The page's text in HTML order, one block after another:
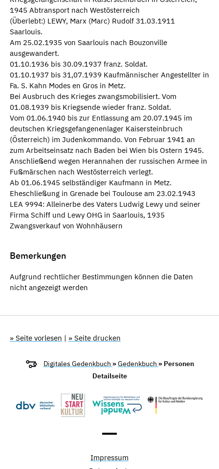
1945 Abtransport nach Westösterreich
(Überlebt:) LEWY, Marx (Marc) Rudolf 31.03.1911
Saarlouis.
Am 25.02.1935 von Saarlouis nach Bouzonville
ausgewandert.
01.10.1936 bis 30.09.1937 franz. Soldat.
01.10.1937 bis 31,07.1939 Kaufmännischer Angestellter in
Fa. S. Kahn Modes en Gros in Metz.
Bei Ausbruch des Krieges zwangsmobilisiert. Vom
01.08.1939 bis Kriegsende wieder franz. Soldat.
Vom 01.06.1940 bis zur Entlassung am 20.07.1945 im
deutschen Kriegsgefangenenlager Kaisersteinbruch
(Österreich) im Judenkommando. Von Februar 1941 an
zum Arbeitseinsatz nach Baden bei Wien bis Ostern 1945.
Anschließend wegen Herannahen der russischen Armee in
Fußmärschen nach Westösterreich verlegt.
Ab 01.06.1945 selbständiger Kaufmann in Metz.
Eheschließung in Grenade bei Toulouse am 23.02.1943
LEA 9994: Alleinerbe des Vaters Ludwig Lewy und seiner
Firma Schiff und Lewy OHG in Saarlouis, 1935
Zwangsverkauf von Wohnhäusern
Bemerkungen
Aufgrund rechtlicher Bestimmungen können die Daten
nicht angezeigt werden
» Seite vorlesen | » Seite drucken
Digitales Gedenkbuch »Gedenkbuch » Personen
Detailseite
Impressum